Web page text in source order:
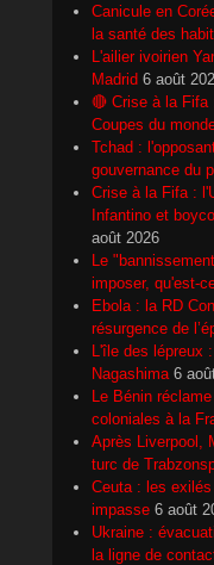
Canicule en
la santé des
L'ailier ivoirien
Madrid 6 août
🔴 Crise à la Fifa
Coupes du
Tchad :
gouvernance du
Crise à la Fifa :
Infantino et
août 2026
Le
imposer, qu'est-
Ebola : la RD
résurgence de
L'île des
Nagashima 6
Le Bénin
coloniales à la
Après Liverpool,
turc de
Ceuta : les
impasse 6 août
Ukraine :
la ligne de